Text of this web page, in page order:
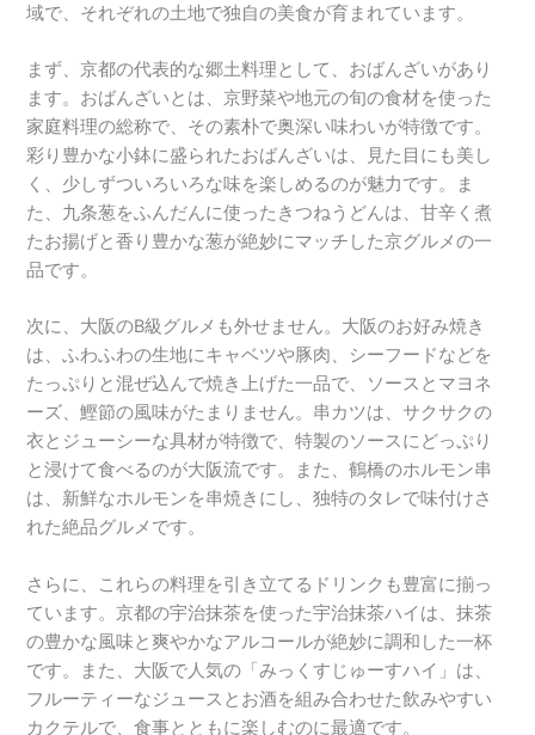
域で、それぞれの土地で独自の美食が育まれています。
まず、京都の代表的な郷土料理として、おばんざいがあり
ます。おばんざいとは、京野菜や地元の旬の食材を使った
家庭料理の総称で、その素朴で奥深い味わいが特徴です。
彩り豊かな小鉢に盛られたおばんざいは、見た目にも美し
く、少しずついろいろな味を楽しめるのが魅力です。ま
た、九条葱をふんだんに使ったきつねうどんは、甘辛く煮
たお揚げと香り豊かな葱が絶妙にマッチした京グルメの一
品です。
次に、大阪のB級グルメも外せません。大阪のお好み焼き
は、ふわふわの生地にキャベツや豚肉、シーフードなどを
たっぷりと混ぜ込んで焼き上げた一品で、ソースとマヨネ
ーズ、鰹節の風味がたまりません。串カツは、サクサクの
衣とジューシーな具材が特徴で、特製のソースにどっぷり
と浸けて食べるのが大阪流です。また、鶴橋のホルモン串
は、新鮮なホルモンを串焼きにし、独特のタレで味付けさ
れた絶品グルメです。
さらに、これらの料理を引き立てるドリンクも豊富に揃っ
ています。京都の宇治抹茶を使った宇治抹茶ハイは、抹茶
の豊かな風味と爽やかなアルコールが絶妙に調和した一杯
です。また、大阪で人気の「みっくすじゅーすハイ」は、
フルーティーなジュースとお酒を組み合わせた飲みやすい
カクテルで、食事とともに楽しむのに最適です。